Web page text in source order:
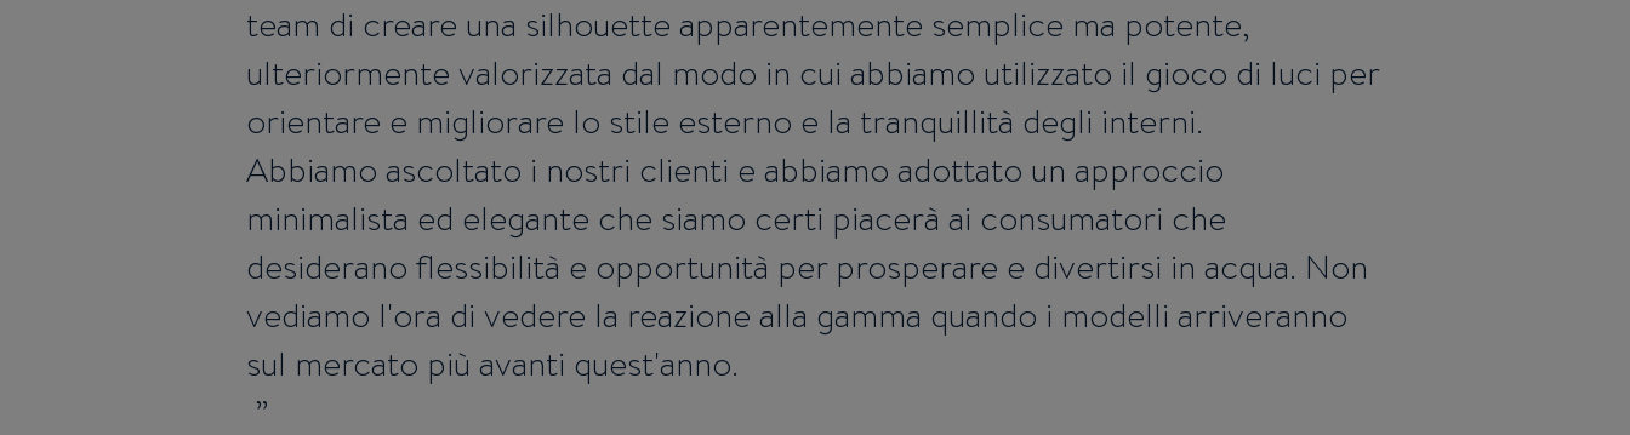
team di creare una silhouette apparentemente semplice ma potente,
ulteriormente valorizzata dal modo in cui abbiamo utilizzato il gioco di luci per
orientare e migliorare lo stile esterno e la tranquillità degli interni.
Abbiamo ascoltato i nostri clienti e abbiamo adottato un approccio
minimalista ed elegante che siamo certi piacerà ai consumatori che
desiderano flessibilità e opportunità per prosperare e divertirsi in acqua. Non
vediamo l'ora di vedere la reazione alla gamma quando i modelli arriveranno
sul mercato più avanti quest'anno.